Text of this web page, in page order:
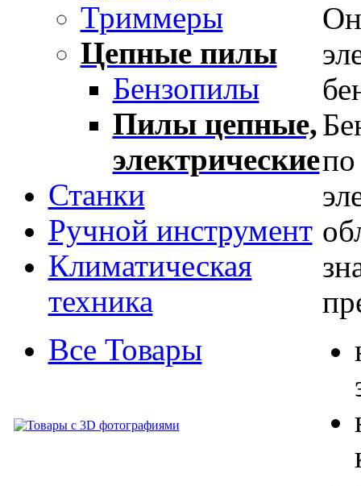
Триммеры
Цепные пилы
Бензопилы
Пилы цепные,
электрические
Станки
Ручной инструмент
Климатическая
техника
Все Товары